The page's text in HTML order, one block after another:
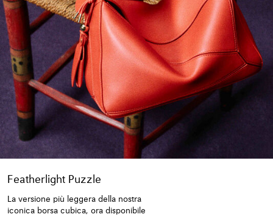
Featherlight Puzzle
La versione più leggera della nostra
iconica borsa cubica, ora disponibile